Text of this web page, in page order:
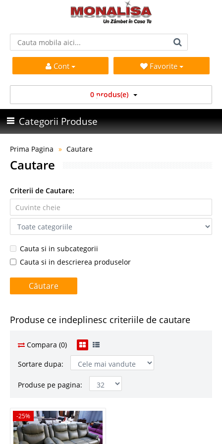
Cont Favorite
0 produs(e)
Categorii Produse
Prima Pagina Cautare
Cautare
Criterii de Cautare:
Cauta si in subcategorii
Cauta si in descrierea produselor
Produse ce indeplinesc criteriile de cautare
Compara (0)
Sortare dupa:
Produse pe pagina:
-25%
-25%